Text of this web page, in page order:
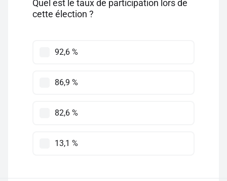
Quel est le taux de participation lors de
cette élection ?
92,6 %
86,9 %
82,6 %
13,1 %